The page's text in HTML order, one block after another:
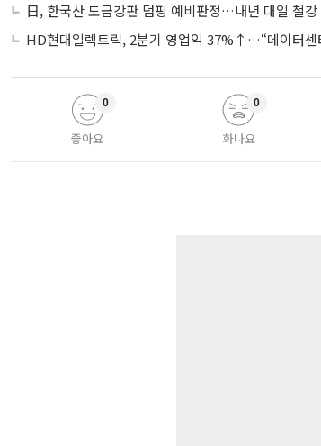
日, 한국산 도금강판 덤핑 예비판정…내년 대일 철강
HD현대일렉트릭, 2분기 영업익 37%↑…“데이터센
좋아요
0
화나요
0